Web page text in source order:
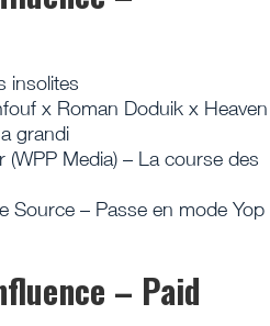
insolites
x Roman Doduik x Heaven
grandi
(WPP Media) – La course des
Source – Passe en mode Yop
– Paid